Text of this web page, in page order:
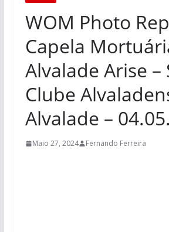
WOM Photo
Capela
Alvalade Arise –
Clube
Alvalade –
Maio 27, 2024 Fernando Ferreira